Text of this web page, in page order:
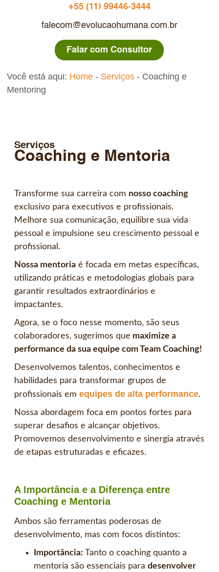
+55 (11) 99446-3444
falecom@evolucaohumana.com.br
Falar com Consultor
Você está aqui: Home - Serviços - Coaching e
Mentoring
Serviços
Coaching e Mentoria
Transforme sua carreira com nosso coaching
exclusivo para executivos e profissionais.
Melhore sua comunicação, equilibre sua vida
pessoal e impulsione seu crescimento pessoal e
profissional.
Nossa mentoriaé focada em metas específicas,
utilizando práticas e metodologias globais para
garantir resultados extraordinários e
impactantes.
Agora, se o foco nesse momento, são seus
colaboradores, sugerimos que maximize a
performance da sua equipe com Team Coaching!
Desenvolvemos talentos, conhecimentos e
habilidades para transformar grupos de
profissionais em equipes de alta performance.
Nossa abordagem foca em pontos fortes para
superar desafios e alcançar objetivos.
Promovemos desenvolvimento e sinergia através
de etapas estruturadas e eficazes.
A Importância e a Diferença entre
Coaching e Mentoria
Ambos são ferramentas poderosas de
desenvolvimento, mas com focos distintos:
Importância: Tanto o coaching quanto a
mentoria são essenciais para desenvolver